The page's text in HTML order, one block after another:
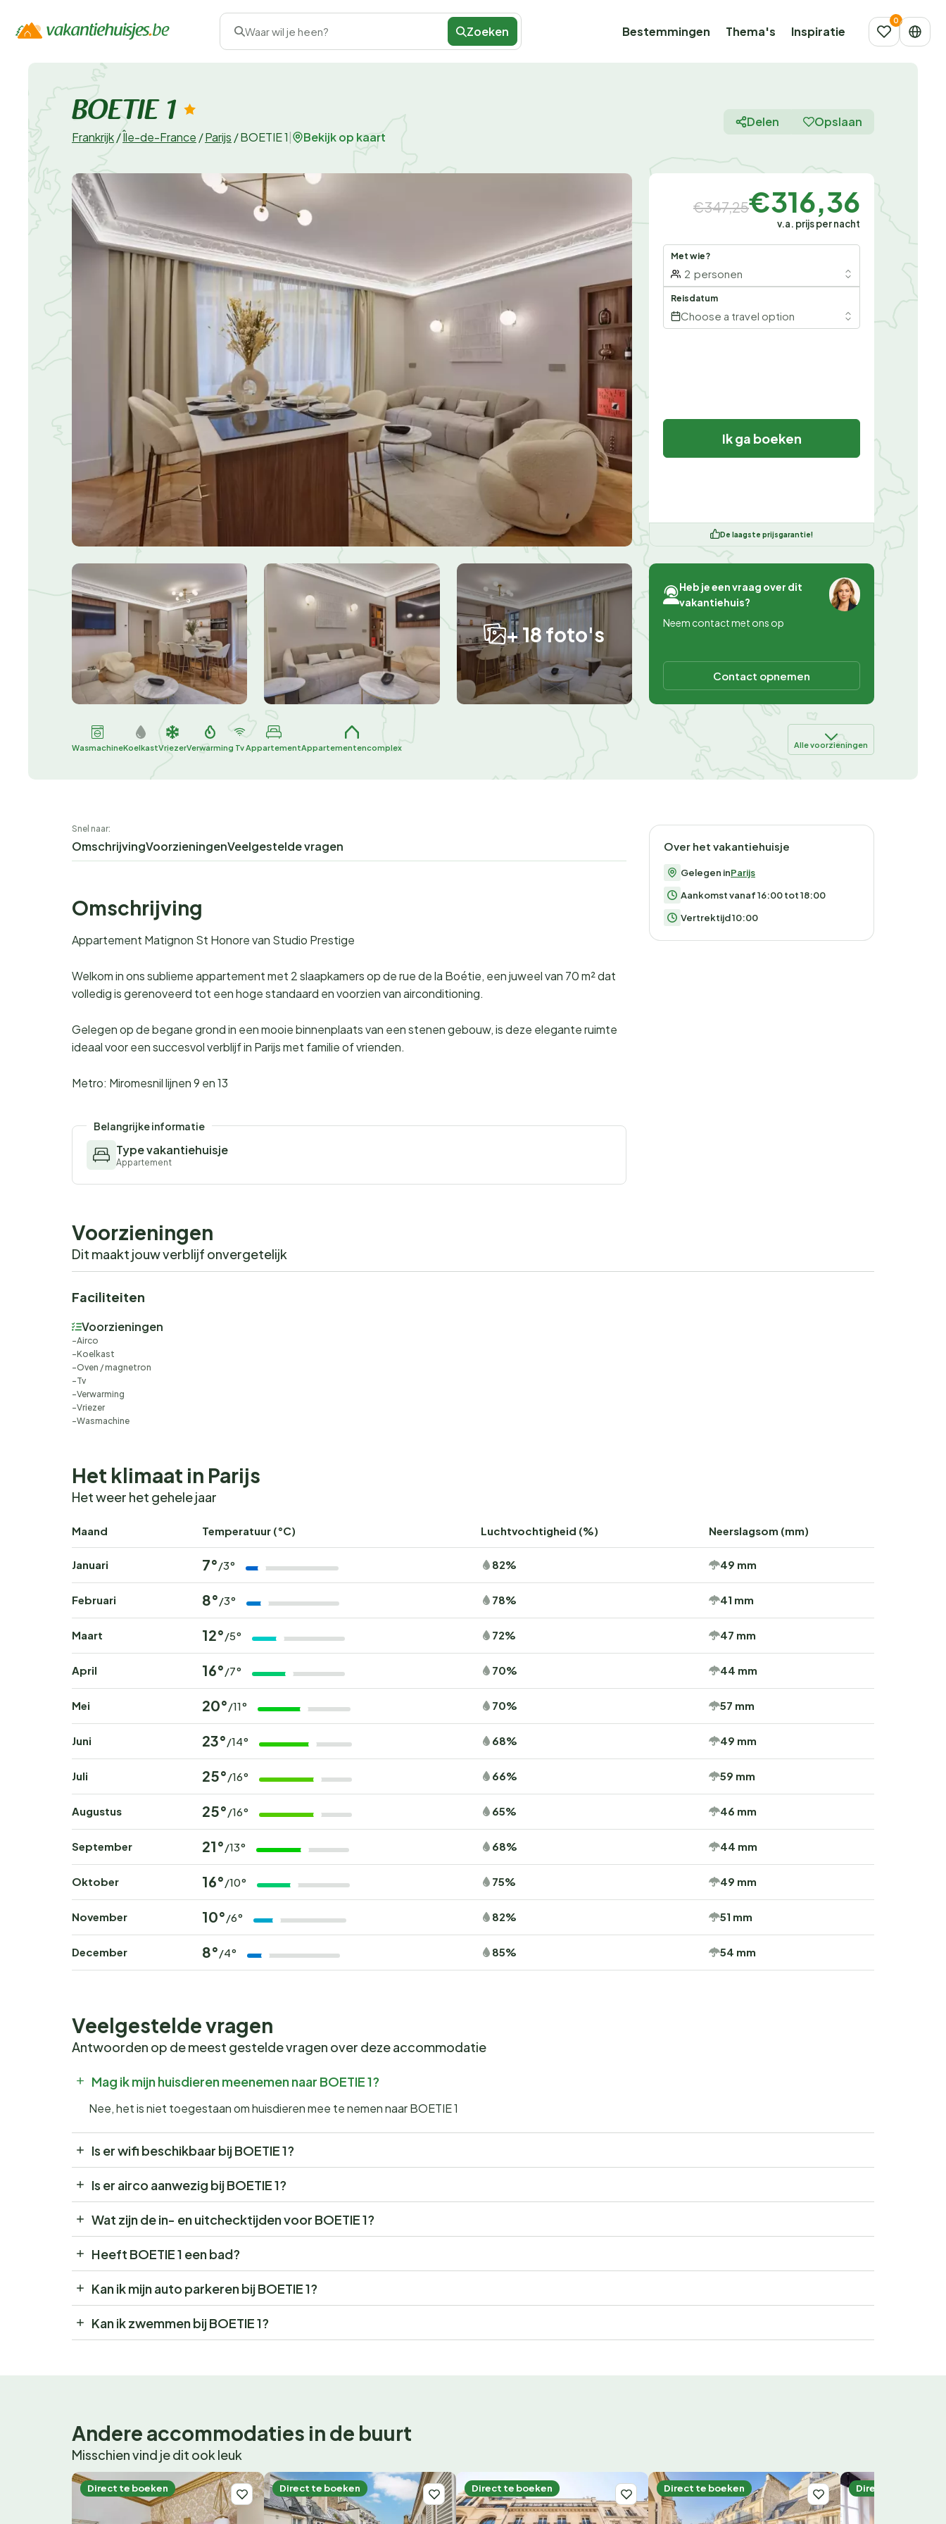
Waar wil je heen? Zoeken Bestemmingen Thema's Inspiratie
BOETIE 1
Frankrijk/Île-de-France /Parijs /BOETIE 1 Bekijk op kaart
Delen Opslaan
+ 18 foto's
€347,25€316,36
v.a. prijs per nacht
Met wie?
2 personen
Reisdatum
Choose a travel option
Ik ga boeken
De laagste prijsgarantie!
Heb je een vraag over dit
vakantiehuis?
Neem contact met ons op
Contact opnemen
WasmachineKoelkastVriezerVerwarming TvAppartementAppartementencomplex Alle voorzieningen
Snel naar:
OmschrijvingVoorzieningenVeelgestelde vragen
Omschrijving
Appartement Matignon St Honore van Studio Prestige
Welkom in ons sublieme appartement met 2 slaapkamers op de rue de la Boétie, een juweel van 70 m² dat
volledig is gerenoveerd tot een hoge standaard en voorzien van airconditioning.
Gelegen op de begane grond in een mooie binnenplaats van een stenen gebouw, is deze elegante ruimte
ideaal voor een succesvol verblijf in Parijs met familie of vrienden.
Metro: Miromesnil lijnen 9 en 13
Belangrijke informatie
Type vakantiehuisje
Appartement
Over het vakantiehuisje
Gelegen inParijs
Aankomst vanaf 16:00 tot 18:00
Vertrektijd 10:00
Voorzieningen
Dit maakt jouw verblijf onvergetelijk
Faciliteiten
Voorzieningen
Airco
Koelkast
Oven / magnetron
Tv
Verwarming
Vriezer
Wasmachine
Het klimaat in Parijs
Het weer het gehele jaar
Maand Temperatuur (°C) Luchtvochtigheid (%) Neerslagsom (mm)
Januari 7° /3° 82% 49 mm
Februari 8° /3° 78% 41 mm
Maart 12° /5° 72% 47 mm
April 16° /7° 70% 44 mm
Mei 20° /11° 70% 57 mm
Juni 23° /14° 68% 49 mm
Juli 25° /16° 66% 59 mm
Augustus 25° /16° 65% 46 mm
September 21° /13° 68% 44 mm
Oktober 16° /10° 75% 49 mm
November 10° /6° 82% 51 mm
December 8° /4° 85% 54 mm
Veelgestelde vragen
Antwoorden op de meest gestelde vragen over deze accommodatie
Mag ik mijn huisdieren meenemen naar BOETIE 1?
Nee, het is niet toegestaan om huisdieren mee te nemen naar BOETIE 1
Is er wifi beschikbaar bij BOETIE 1?
Is er airco aanwezig bij BOETIE 1?
Wat zijn de in- en uitchecktijden voor BOETIE 1?
Heeft BOETIE 1 een bad?
Kan ik mijn auto parkeren bij BOETIE 1?
Kan ik zwemmen bij BOETIE 1?
Andere accommodaties in de buurt
Misschien vind je dit ook leuk
Direct te boeken Direct te boeken Direct te boeken Direct te boeken Direct te boeken